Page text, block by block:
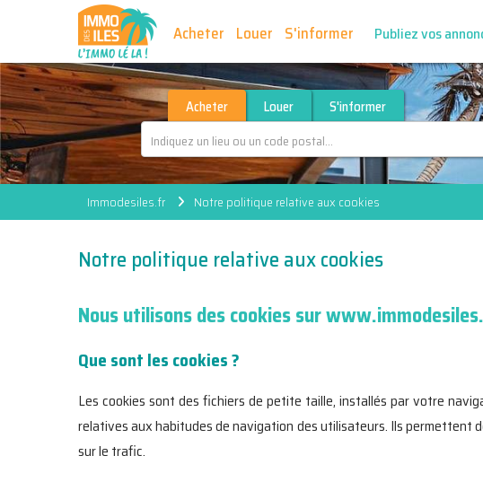
Acheter Louer S'informer Publiez vos
Acheter Louer S'informer
Immodesiles.fr Notre politique relative aux cookies
Notre politique relative aux cookies
Nous utilisons des cookies sur
Que sont les cookies ?
Les cookies sont des fichiers de petite taille, installés par votre
relatives aux habitudes de navigation des utilisateurs. Ils permettent
sur le trafic.